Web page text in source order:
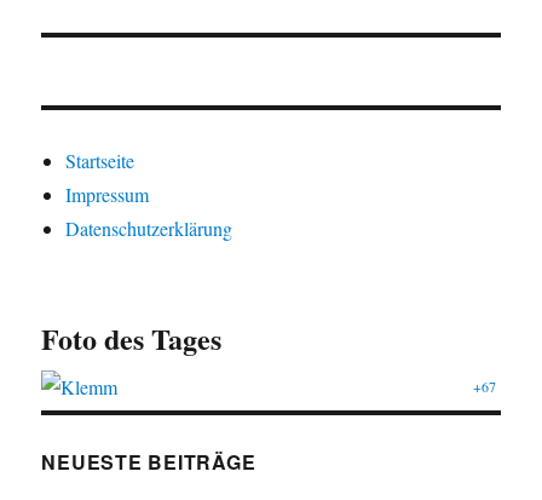
Startseite
Impressum
Datenschutzerklärung
Foto des Tages
+67
NEUESTE BEITRÄGE